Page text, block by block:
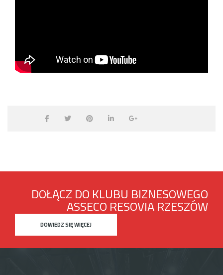
DOŁĄCZ DO KLUBU BIZNESOWEGO
ASSECO RESOVIA RZESZÓW
DOWIEDZ SIĘ WIĘCEJ